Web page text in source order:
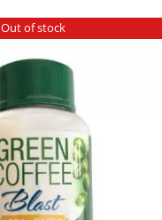
Out of stock